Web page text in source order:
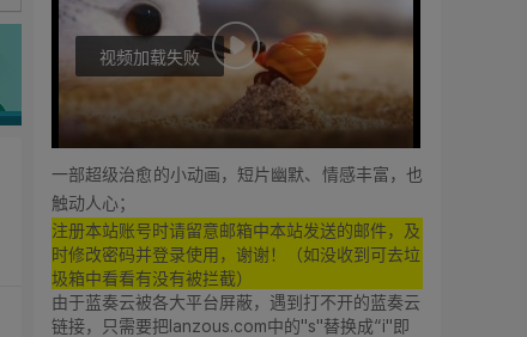
0:00 0:00
视频加载失败
一部超级治愈的小动画，短片幽默、情感丰富，也
触动人心；
注册本站账号时请留意邮箱中本站发送的邮件，及
时修改密码并登录使用，谢谢！（如没收到可去垃
圾箱中看看有没有被拦截）
由于蓝奏云被各大平台屏蔽，遇到打不开的蓝奏云
链接，只需要把lanzous.com中的"s"替换成“i"即